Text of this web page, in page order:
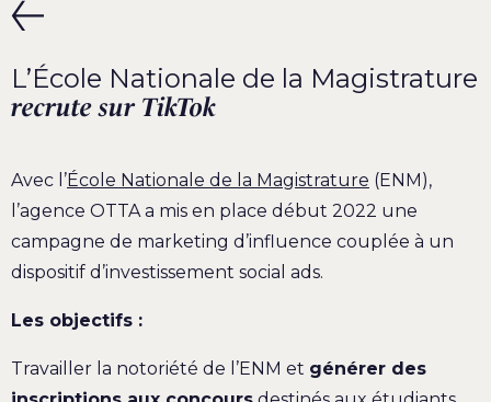
L’École Nationale de la Magistrature
recrute sur TikTok
Avec l’École Nationale de la Magistrature (ENM),
l’agence OTTA a mis en place début 2022 une
campagne de marketing d’influence couplée à un
dispositif d’investissement social ads.
Les objectifs :
Travailler la notoriété de l’ENM et générer des